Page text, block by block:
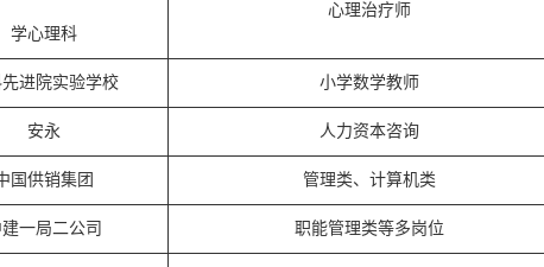
学心理科
心理治疗师
进院实验学校 小学数学教师
安永 人力资本咨询
国供销集团 管理类、计算机类
一局二公司 职能管理类等多岗位